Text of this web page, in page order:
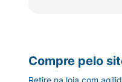
Compre pelo